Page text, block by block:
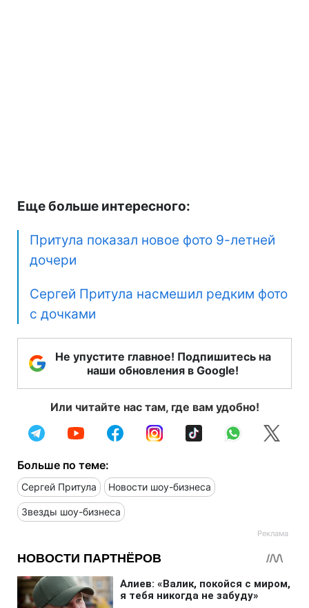
Еще больше интересного:
Притула показал новое фото 9-летней
дочери
Сергей Притула насмешил редким фото
с дочками
Не упустите главное! Подпишитесь на
наши обновления в Google!
Или читайте нас там, где вам удобно!
Больше по теме:
Сергей Притула Новости шоу-бизнеса
Звезды шоу-бизнеса